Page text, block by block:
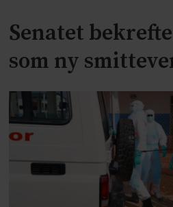
Senatet
som ny